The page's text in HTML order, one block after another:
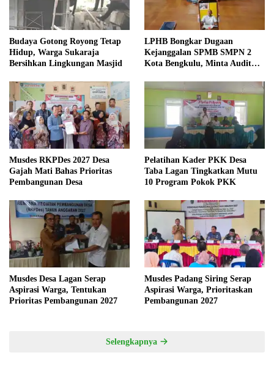
Budaya Gotong Royong Tetap
Hidup, Warga Sukaraja
Bersihkan Lingkungan Masjid
LPHB Bongkar Dugaan
Kejanggalan SPMB SMPN 2
Kota Bengkulu, Minta Audit
Musdes RKPDes 2027 Desa
Gajah Mati Bahas Prioritas
Pembangunan Desa
Pelatihan Kader PKK Desa
Taba Lagan Tingkatkan Mutu
10 Program Pokok PKK
Musdes Desa Lagan Serap
Aspirasi Warga, Tentukan
Prioritas Pembangunan 2027
Musdes Padang Siring Serap
Aspirasi Warga, Prioritaskan
Pembangunan 2027
Selengkapnya